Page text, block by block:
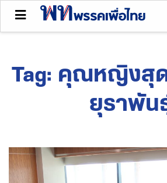
Tag: คุณหญิงสุด
ยุราพัน